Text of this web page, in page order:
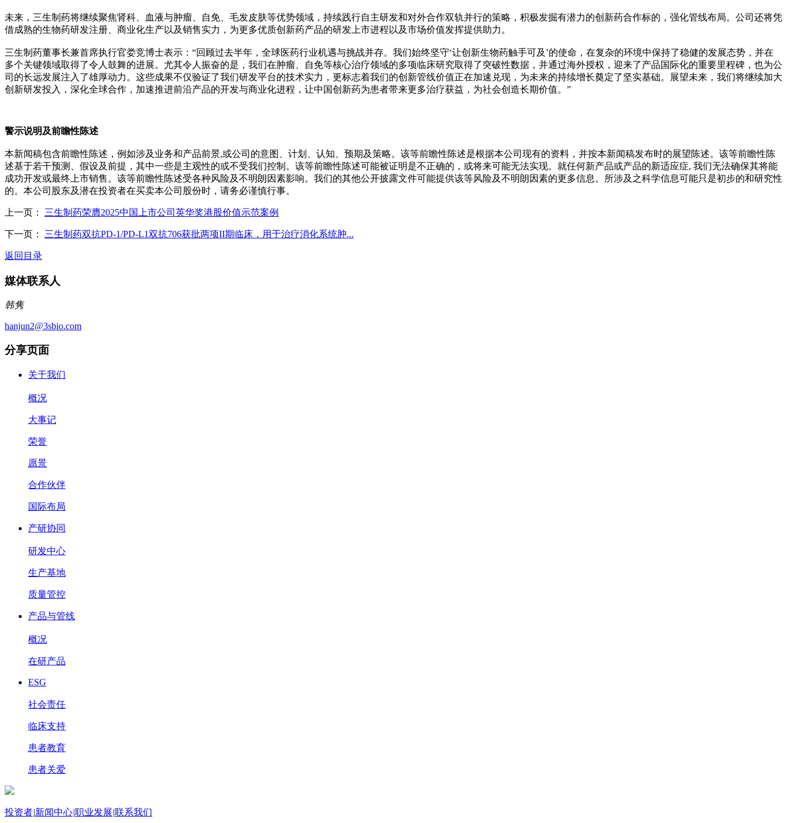
未来，三生制药将继续聚焦肾科、血液与肿瘤、自免、毛发皮肤等优势领域，持续践行自主研发和对外合作双轨并行的策略，积极发掘有潜力的创新药合作标的，强化管线布局。公司还将凭
借成熟的生物药研发注册、商业化生产以及销售实力，为更多优质创新药产品的研发上市进程以及市场价值发挥提供助力。
三生制药董事长兼首席执行官娄竞博士表示：“回顾过去半年，全球医药行业机遇与挑战并存。我们始终坚守‘让创新生物药触手可及’的使命，在复杂的环境中保持了稳健的发展态势，并在
多个关键领域取得了令人鼓舞的进展。尤其令人振奋的是，我们在肿瘤、自免等核心治疗领域的多项临床研究取得了突破性数据，并通过海外授权，迎来了产品国际化的重要里程碑，也为公
司的长远发展注入了雄厚动力。这些成果不仅验证了我们研发平台的技术实力，更标志着我们的创新管线价值正在加速兑现，为未来的持续增长奠定了坚实基础。展望未来，我们将继续加大
创新研发投入，深化全球合作，加速推进前沿产品的开发与商业化进程，让中国创新药为患者带来更多治疗获益，为社会创造长期价值。”
警示说明及前瞻性陈述
本新闻稿包含前瞻性陈述，例如涉及业务和产品前景,或公司的意图、计划、认知、预期及策略。该等前瞻性陈述是根据本公司现有的资料，并按本新闻稿发布时的展望陈述。该等前瞻性陈
述基于若干预测、假设及前提，其中一些是主观性的或不受我们控制。该等前瞻性陈述可能被证明是不正确的，或将来可能无法实现。就任何新产品或产品的新适应症, 我们无法确保其将能
成功开发或最终上市销售。该等前瞻性陈述受各种风险及不明朗因素影响。我们的其他公开披露文件可能提供该等风险及不明朗因素的更多信息。所涉及之科学信息可能只是初步的和研究性
的。本公司股东及潜在投资者在买卖本公司股份时，请务必谨慎行事。
上一页： 三生制药荣膺2025中国上市公司英华奖港股价值示范案例
下一页： 三生制药双抗PD-1/PD-L1双抗706获批两项II期临床，用于治疗消化系统肿...
返回目录
媒体联系人
韩隽
hanjun2@3sbio.com
分享页面
关于我们
概况
大事记
荣誉
愿景
合作伙伴
国际布局
产研协同
研发中心
生产基地
质量管控
产品与管线
概况
在研产品
ESG
社会责任
临床支持
患者教育
患者关爱
投资者|新闻中心|职业发展|联系我们